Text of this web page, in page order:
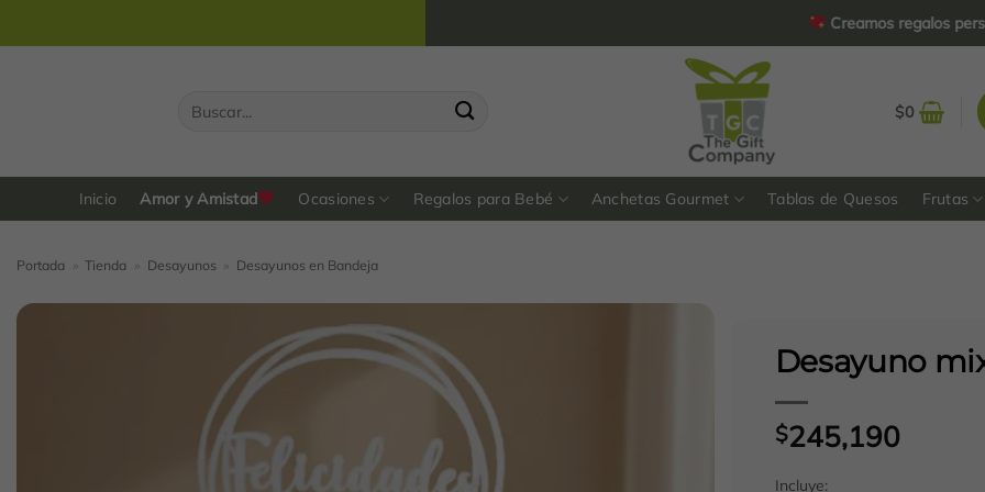
al
Creamos regalos
$0
Inicio Amor y Amistad Ocasiones Regalos para Bebé Anchetas Gourmet Tablas de Quesos Frutas
Portada » Tienda » Desayunos » Desayunos en Bandeja
Desayuno
$245,190
Incluye: